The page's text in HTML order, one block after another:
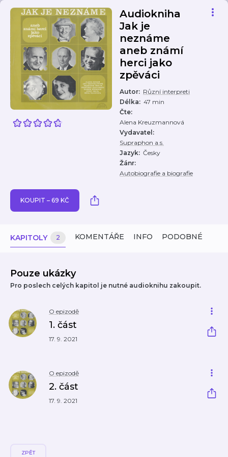
Audiokniha
Jak je
neznáme
aneb známí
herci jako
zpěváci
Autor: Různí interpreti
Délka: 47 min
Čte:
Alena Kreuzmannová
Vydavatel :
Supraphon a.s.
Jazyk: Česky
Žánr:
Autobiografie a biografie
KOUPIT – 69 KČ
KAPITOLY 2 KOMENTÁŘE INFO PODOBNÉ
Pouze ukázky
Pro poslech celých kapitol je nutné audioknihu zakoupit.
O epizodě
1. část
17. 9. 2021
O epizodě
2. část
17. 9. 2021
ZPĚT